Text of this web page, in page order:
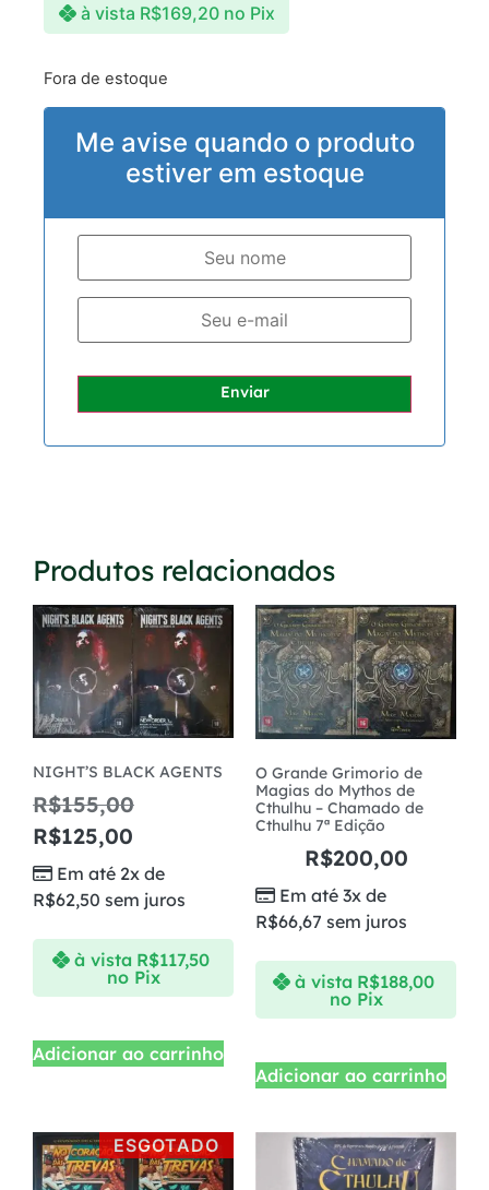
à vista R$169,20 no Pix
Fora de estoque
Me avise quando o produto
estiver em estoque
Enviar
Produtos relacionados
NIGHT’S BLACK AGENTS
R$155,00
R$125,00
Em até 2x de
R$62,50 sem juros
à vista R$117,50
no Pix
Adicionar ao carrinho
O Grande Grimorio de
Magias do Mythos de
Cthulhu – Chamado de
Cthulhu 7ª Edição
R$200,00
Em até 3x de
R$66,67 sem juros
à vista R$188,00
no Pix
Adicionar ao carrinho
ESGOTADO